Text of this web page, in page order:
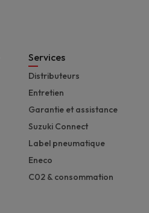
Services
Distributeurs
Entretien
Garantie et assistance
Suzuki Connect
Label pneumatique
Eneco
C02 & consommation